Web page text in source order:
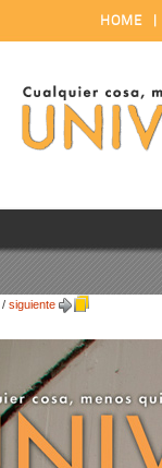
HOME
/ siguiente